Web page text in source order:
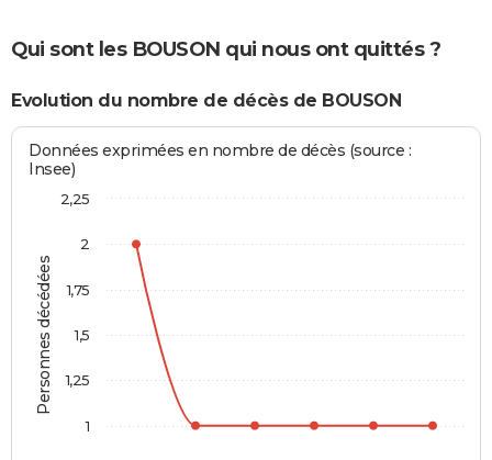
Qui sont les BOUSON qui nous ont quittés ?
Evolution du nombre de décès de BOUSON
Personnes décédées
Données exprimées en nombre de décès (source :
Insee)
1
1,25
1,5
1,75
2
2,25